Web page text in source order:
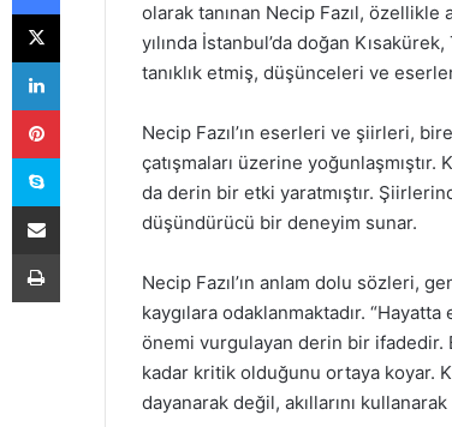
olarak tanınan Necip Fazıl,
yılında İstanbul’da doğan
tanıklık etmiş, düşünceleri ve
Necip Fazıl’ın eserleri ve şiirleri,
çatışmaları üzerine
da derin bir etki yaratmıştır.
düşündürücü bir deneyim sunar.
Necip Fazıl’ın anlam dolu sözleri,
kaygılara odaklanmaktadır.
önemi vurgulayan derin bir ifadedir.
kadar kritik olduğunu ortaya koyar.
dayanarak değil, akıllarını
X
LinkedIn
Pinterest
Skype
E-Posta ile paylaş